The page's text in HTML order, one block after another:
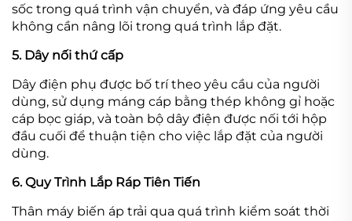
sốc trong quá trình vận chuyển, và đáp ứng yêu cầu
không cần nâng lõi trong quá trình lắp đặt.
5. Dây nối thứ cấp
Dây điện phụ được bố trí theo yêu cầu của người
dùng, sử dụng máng cáp bằng thép không gỉ hoặc
cáp bọc giáp, và toàn bộ dây điện được nối tới hộp
đầu cuối để thuận tiện cho việc lắp đặt của người
dùng.
6. Quy Trình Lắp Ráp Tiên Tiến
Thân máy biến áp trải qua quá trình kiểm soát thời